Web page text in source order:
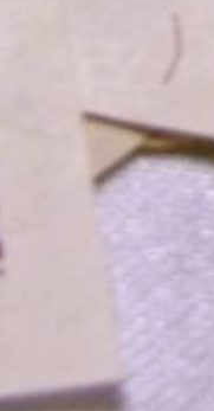
а также новых видов
ответственности либо
за неиспользование
земельных участков.
Порядок налогообложения
Налоговым кодексом
ранее и действует
Яндекс.Дзен
Как вам материал?